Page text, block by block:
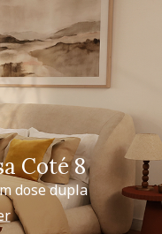
Coté 8
dose dupla